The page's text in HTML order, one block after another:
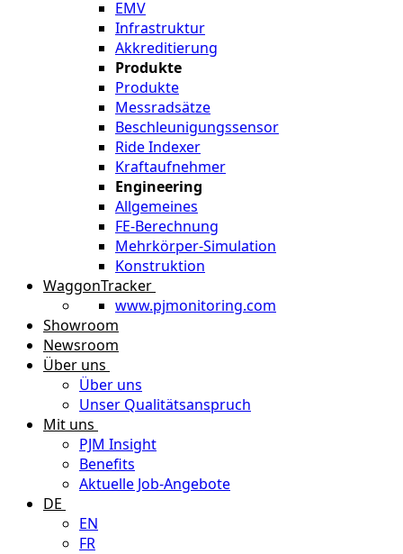
EMV
Infrastruktur
Akkreditierung
Produkte
Produkte
Messradsätze
Beschleunigungssensor
Ride Indexer
Kraftaufnehmer
Engineering
Allgemeines
FE-Berechnung
Mehrkörper-Simulation
Konstruktion
WaggonTracker
www.pjmonitoring.com
Showroom
Newsroom
Über uns
Über uns
Unser Qualitätsanspruch
Mit uns
PJM Insight
Benefits
Aktuelle Job-Angebote
DE
EN
FR